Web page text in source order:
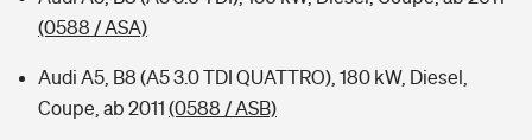
(0588 / ASA)
Audi A5, B8 (A5 3.0 TDI QUATTRO), 180 kW, Diesel,
Coupe, ab 2011 (0588 / ASB)